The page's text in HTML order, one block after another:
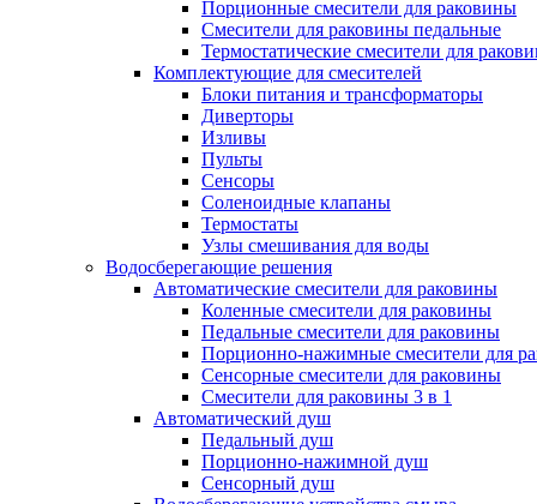
Порционные смесители для раковины
Смесители для раковины педальные
Термостатические смесители для
Комплектующие для смесителей
Блоки питания и трансформаторы
Диверторы
Изливы
Пульты
Сенсоры
Соленоидные клапаны
Термостаты
Узлы смешивания для воды
Водосберегающие решения
Автоматические смесители для раковины
Коленные смесители для раковины
Педальные смесители для раковины
Порционно-нажимные смесители для
Сенсорные смесители для раковины
Смесители для раковины 3 в 1
Автоматический душ
Педальный душ
Порционно-нажимной душ
Сенсорный душ